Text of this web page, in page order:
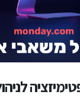
בקלות ובמהירות
בקלות